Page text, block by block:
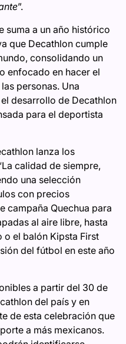
”.
suma a un año histórico
que Decathlon cumple
consolidando un
enfocado en hacer el
personas. Una
desarrollo de Decathlon
para el deportista
lanza los
calidad de siempre,
una selección
con precios
campaña Quechua para
al aire libre, hasta
o el balón Kipsta First
del fútbol en este año
a partir del 30 de
del país y en
de esta celebración que
a más mexicanos.